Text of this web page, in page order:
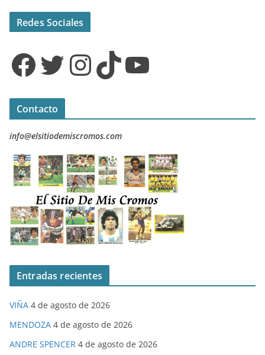
Redes Sociales
Facebook Twitter InstagramTikTok YouTube
Contacto
info@elsitiodemiscromos.com
Entradas recientes
VIÑA 4 de agosto de 2026
MENDOZA 4 de agosto de 2026
ANDRE SPENCER 4 de agosto de 2026